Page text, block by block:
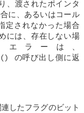
、渡されたポインタ
に、あるいはコール
定されなかった場合
には、存在しない場
ラーは、
() の呼び出し側に返
したフラグのビット